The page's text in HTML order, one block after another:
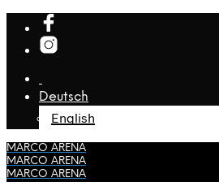
Deutsch
English
MARCO ARENA
MARCO ARENA
MARCO ARENA